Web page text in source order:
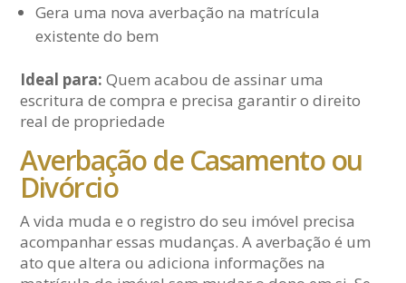
Gera uma nova averbação na matrícula
existente do bem
Ideal para: Quem acabou de assinar uma
escritura de compra e precisa garantir o direito
real de propriedade
Averbação de Casamento ou
Divórcio
A vida muda e o registro do seu imóvel precisa
acompanhar essas mudanças. A averbação é um
ato que altera ou adiciona informações na